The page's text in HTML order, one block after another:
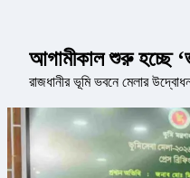
আগামীকাল শুরু হচ্ছে
রাজধানীর ভূমি ভবনে মেলার